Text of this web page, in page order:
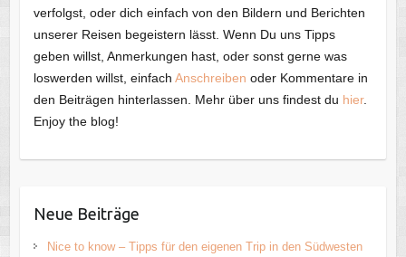
verfolgst, oder dich einfach von den Bildern und Berichten
unserer Reisen begeistern lässt. Wenn Du uns Tipps
geben willst, Anmerkungen hast, oder sonst gerne was
loswerden willst, einfach Anschreiben oder Kommentare in
den Beiträgen hinterlassen. Mehr über uns findest du hier.
Enjoy the blog!
Neue Beiträge
Nice to know – Tipps für den eigenen Trip in den Südwesten